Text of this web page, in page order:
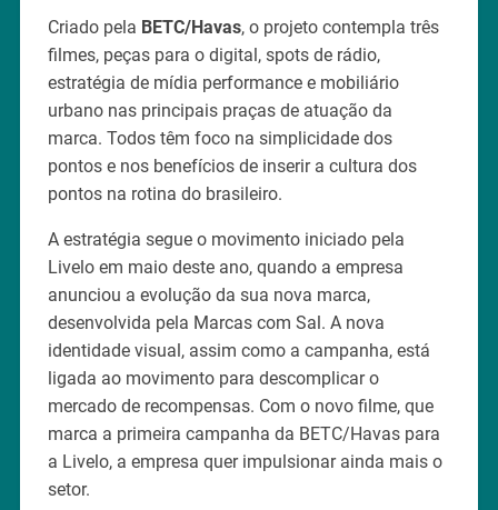
Criado pela BETC/Havas, o projeto contempla três
filmes, peças para o digital, spots de rádio,
estratégia de mídia performance e mobiliário
urbano nas principais praças de atuação da
marca. Todos têm foco na simplicidade dos
pontos e nos benefícios de inserir a cultura dos
pontos na rotina do brasileiro.
A estratégia segue o movimento iniciado pela
Livelo em maio deste ano, quando a empresa
anunciou a evolução da sua nova marca,
desenvolvida pela Marcas com Sal. A nova
identidade visual, assim como a campanha, está
ligada ao movimento para descomplicar o
mercado de recompensas. Com o novo filme, que
marca a primeira campanha da BETC/Havas para
a Livelo, a empresa quer impulsionar ainda mais o
setor.